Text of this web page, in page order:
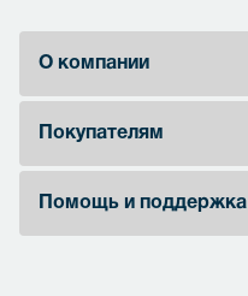
О компании
Покупателям
Помощь и поддержка